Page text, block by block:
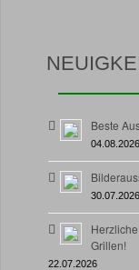
Beste
04.08.2026
30.07.2026
Grillen!
22.07.2026